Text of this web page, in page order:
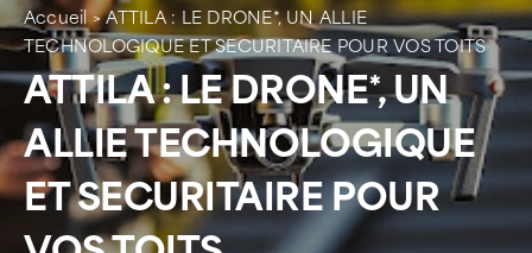
Nos services
Nos agences
Votre toit
Accueil>ATTILA : LE DRONE*, UN ALLIE
TECHNOLOGIQUE ET SECURITAIRE POUR VOS TOITS
ATTILA : LE DRONE*, UN
ALLIE TECHNOLOGIQUE
ET SECURITAIRE POUR